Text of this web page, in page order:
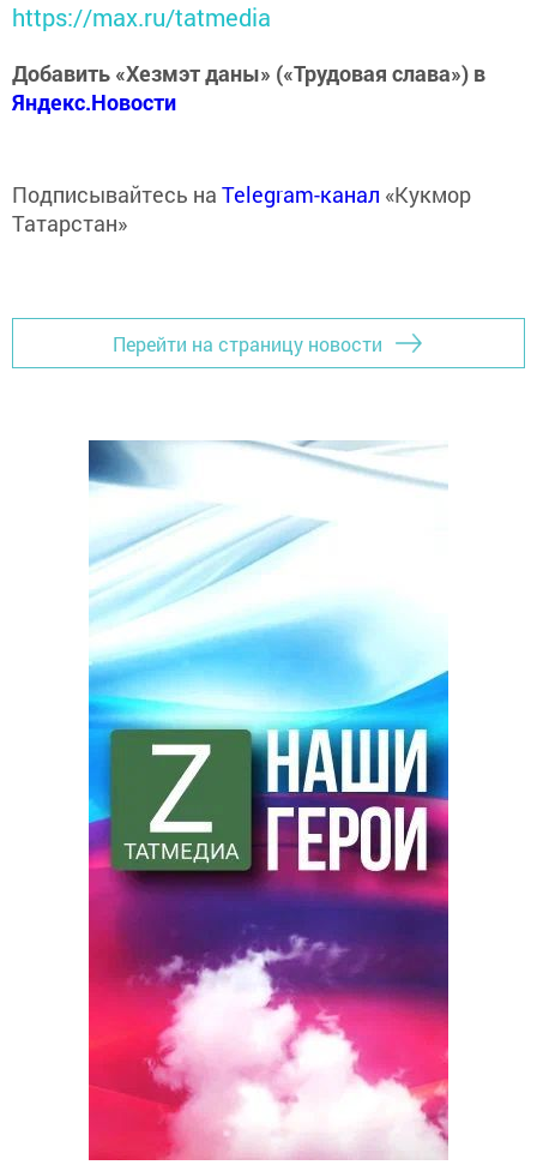
https://max.ru/tatmedia
Добавить «Хезмэт даны» («Трудовая слава») в
Яндекс.Новости
Подписывайтесь на Telegram-канал «Кукмор
Татарстан»
Перейти на страницу новости